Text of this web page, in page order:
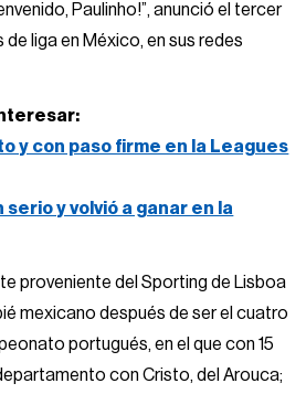
Paulinho!”, anunció el tercer
liga en México, en sus redes
y con paso firme en la Leagues
serio y volvió a ganar en la
proveniente del Sporting de Lisboa
mexicano después de ser el cuatro
portugués, en el que con 15
con Cristo, del Arouca;